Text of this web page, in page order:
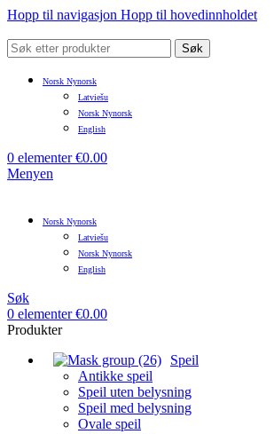
Hopp til navigasjon Hopp til hovedinnholdet
Søk
Norsk Nynorsk
Latviešu
Norsk Nynorsk
English
0 elementer €0.00
Menyen
Norsk Nynorsk
Latviešu
Norsk Nynorsk
English
Søk
0 elementer €0.00
Produkter
Speil
Antikke speil
Speil uten belysning
Speil med belysning
Ovale speil